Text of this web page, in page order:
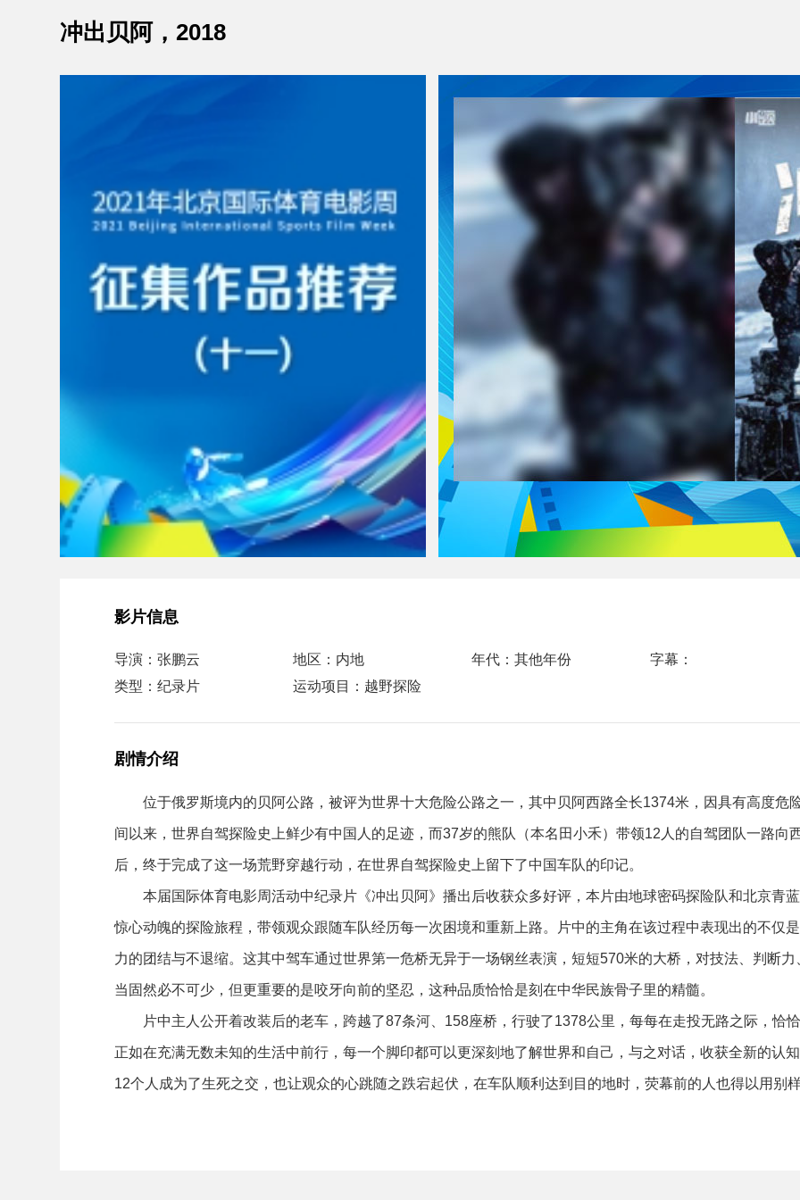
冲出贝阿，2018
影片信息
导演：张鹏云 地区：内地 年代：其他年份
字幕：
类型：纪录片
运动项目：越野探险
剧情介绍
位于俄罗斯境内的贝阿公路，被评为世界十大危险公路之一，其中贝阿西路全长1374米，因具有高度危
间以来，世界自驾探险史上鲜少有中国人的足迹，而37岁的熊队（本名田小禾）带领12人的自驾团队一路向
后，终于完成了这一场荒野穿越行动，在世界自驾探险史上留下了中国车队的印记。
本届国际体育电影周活动中纪录片《冲出贝阿》播出后收获众多好评，本片由地球密码探险队和北京青
惊心动魄的探险旅程，带领观众跟随车队经历每一次困境和重新上路。片中的主角在该过程中表现出的不仅
力的团结与不退缩。这其中驾车通过世界第一危桥无异于一场钢丝表演，短短570米的大桥，对技法、判断
当固然必不可少，但更重要的是咬牙向前的坚忍，这种品质恰恰是刻在中华民族骨子里的精髓。
片中主人公开着改装后的老车，跨越了87条河、158座桥，行驶了1378公里，每每在走投无路之际，恰
正如在充满无数未知的生活中前行，每一个脚印都可以更深刻地了解世界和自己，与之对话，收获全新的认
12个人成为了生死之交，也让观众的心跳随之跌宕起伏，在车队顺利达到目的地时，荧幕前的人也得以用别